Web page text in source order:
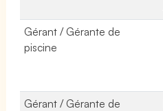
Gérant / Gérante de
piscine
Gérant / Gérante de